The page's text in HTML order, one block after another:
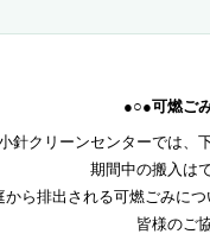
●○●可燃ご
針クリーンセンターでは、
期間中の搬入は
から排出される可燃ごみに
皆様のご